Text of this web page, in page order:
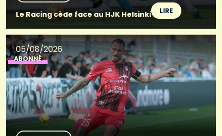
Le Racing cède face au HJK Helsinki
LIRE
05/08/2026
ABONNÉ